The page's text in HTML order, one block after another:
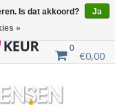
0
€0,00
Is dat akkoord?
Ja
»